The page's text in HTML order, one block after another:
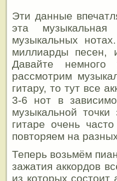
Эти данные
эта
музыкальных
миллиарды песен,
Давайте
рассмотрим
гитару, то тут все
3-6 нот в
музыкальной
гитаре очень
повторяем на
Теперь возьмём
зажатия аккордов
из которых